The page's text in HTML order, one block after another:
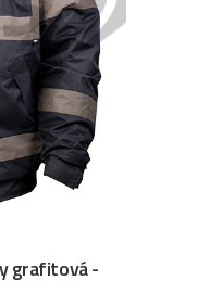
grafitová -